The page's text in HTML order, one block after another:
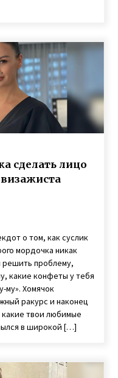
сделать лицо
о том, как суслик
мордочка никак
решить проблему,
какие конфеты у тебя
му». Хомячок
ракурс и наконец
какие твои любимые
в широкой […]